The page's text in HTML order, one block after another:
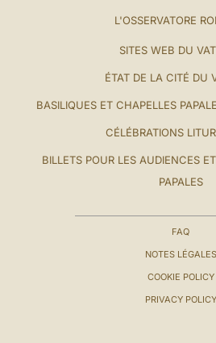
L'OSSERVATORE
SITES WEB DU
ÉTAT DE LA CITÉ DU
BASILIQUES ET CHAPELLES
CÉLÉBRATIONS
BILLETS POUR LES AUDIENCES
PAPALES
FAQ
NOTES LÉGALES
COOKIE POLICY
PRIVACY POLICY